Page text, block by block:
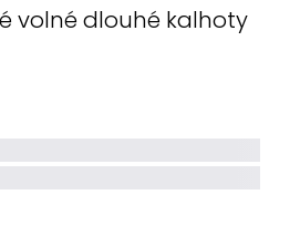
volné dlouhé kalhoty